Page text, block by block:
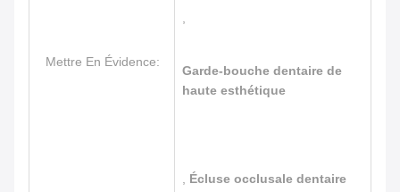
Mettre En Évidence:
Garde-bouche dentaire de
haute esthétique
Écluse occlusale dentaire